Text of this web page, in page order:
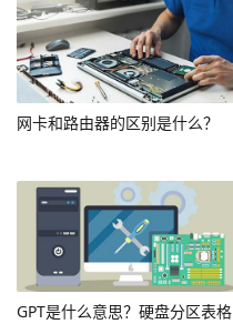
网卡和路由器的区别是什么？
GPT是什么意思？硬盘分区表格